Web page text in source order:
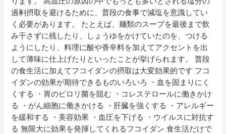
過剰摂取を避けるために、普段の食事で減塩を意識してい
く必要があります。 たとえば、麺類のスープを最後まで飲
み干さずに残したり、しょうゆをかけていたのを、つける
ようにしたり、料理に酸や香辛料を加えてアクセントを出
して薄味に仕上げたりといったことが挙げられます。 普段
の食生活に加えてフコイダンの摂取は大変効果的です フコ
イダンの効果が期待できるものいろいろ ・血を固まりにく
くする ・胃のピロリ菌を阻む ・コレステロールに働きかけ
る ・がん細胞に働きかける ・肝臓を強くする ・アレルギー
を緩和する ・美容効果 ・血圧を下げる ・ウイルスに対抗す
る 無限大に効果を発揮してくれるフコイダン 食生活だけで